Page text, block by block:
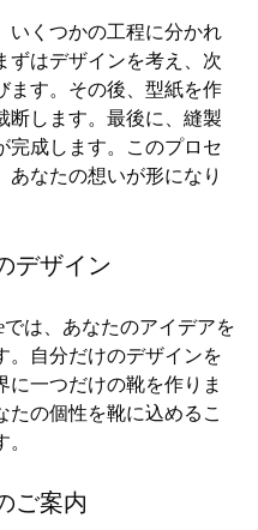
いくつかの工程に分かれ
ずはデザインを考え、次
ます。その後、型紙を作
断します。最後に、縫製
完成します。このプロセ
あなたの想いが形になり
デザイン
では、あなたのアイデアを
。自分だけのデザインを
に一つだけの靴を作りま
たの個性を靴に込めるこ
ご案内